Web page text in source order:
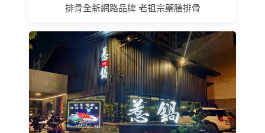
排骨全新網路品牌 老祖宗藥膳排骨